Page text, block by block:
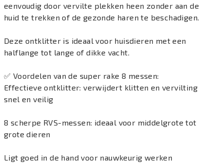
eenvoudig door vervilte plekken heen zonder aan de
huid te trekken of de gezonde haren te beschadigen.
Deze ontklitter is ideaal voor huisdieren met een
halflange tot lange of dikke vacht.
✅ Voordelen van de super rake 8 messen:
Effectieve ontklitter: verwijdert klitten en vervilting
snel en veilig
8 scherpe RVS-messen: ideaal voor middelgrote tot
grote dieren
Ligt goed in de hand voor nauwkeurig werken